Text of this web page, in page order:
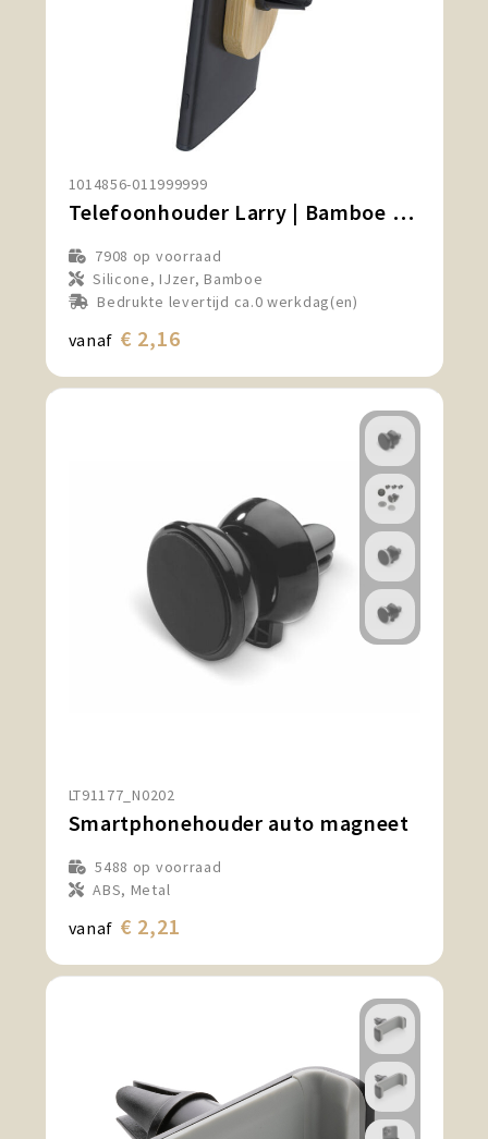
1014856-011999999
Telefoonhouder Larry | Bamboe | Auto
7908 op voorraad
Silicone, IJzer, Bamboe
Bedrukte levertijd ca.0 werkdag(en)
vanaf € 2,16
LT91177_N0202
Smartphonehouder auto magneet
5488 op voorraad
ABS, Metal
vanaf € 2,21